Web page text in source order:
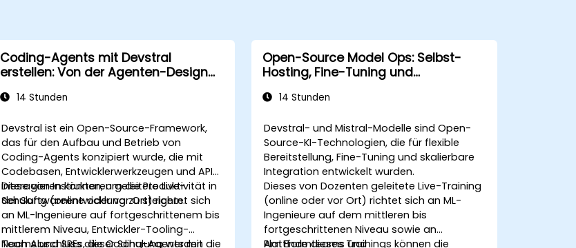
Coding-Agents mit Devstral
erstellen: Von der Agenten-Design
14 Stunden
Devstral ist ein Open-Source-Framework,
das für den Aufbau und Betrieb von
Coding-Agents konzipiert wurde, die mit
Codebasen, Entwicklerwerkzeugen und APIs
interagieren können, um die Produktivität in
der Softwareentwicklung zu steigern.
Diese von Instruktoren geleitete Live-
Schulung (online oder vor Ort) richtet sich
an ML-Ingenieure auf fortgeschrittenem bis
mittlerem Niveau, Entwickler-Tooling-
Teams und SREs, die Coding-Agents mit
Nach Abschluss dieser Schulung werden die
Open-Source Model Ops: Selbst-
Hosting, Fine-Tuning und
Mistral-Modellen
14 Stunden
Devstral- und Mistral-Modelle sind Open-
Source-KI-Technologien, die für flexible
Bereitstellung, Fine-Tuning und skalierbare
Integration entwickelt wurden.
Dieses von Dozenten geleitete Live-Training
(online oder vor Ort) richtet sich an ML-
Ingenieure auf dem mittleren bis
fortgeschrittenen Niveau sowie an
Plattformteams und
Am Ende dieses Trainings können die